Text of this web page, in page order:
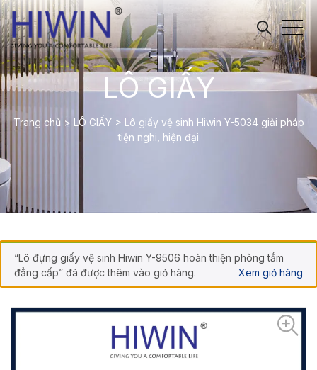
LÔ GIẤY
Trang chủ > LÔ GIẤY> Lô giấy vệ sinh Hiwin Y-5034 giải pháp
tiện nghi, hiện đại
“Lô đựng giấy vệ sinh Hiwin Y-9506 hoàn thiện phòng tắm
đẳng cấp” đã được thêm vào giỏ hàng.
Xem giỏ hàng